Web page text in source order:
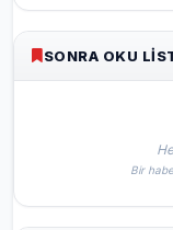
SONRA OKU
Bir